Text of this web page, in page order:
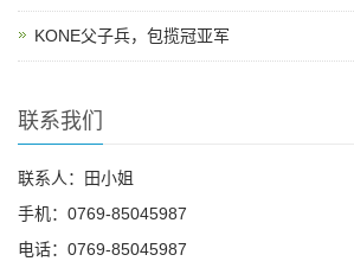
KONE父子兵，包揽冠亚军
联系我们
联系人：田小姐
手机：0769-85045987
电话：0769-85045987